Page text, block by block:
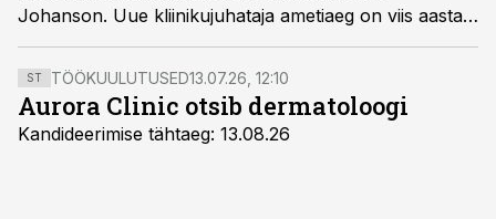
Johanson. Uue kliinikujuhataja ametiaeg on viis aastat,
annab regionaalhaigla teada.
ST TÖÖKUULUTUSED13.07.26, 12:10
Aurora Clinic otsib dermatoloogi
Kandideerimise tähtaeg: 13.08.26